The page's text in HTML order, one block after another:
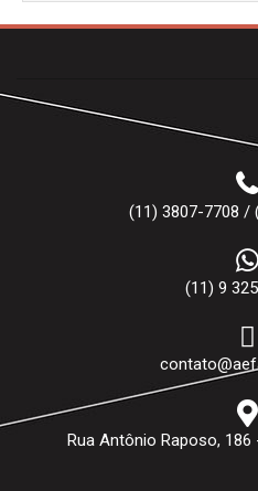
(11) 3807-7708 /
(11) 9
Rua Antônio Raposo,